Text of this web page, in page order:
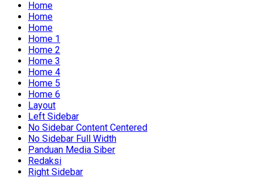
Home
Home
Home
Home 1
Home 2
Home 3
Home 4
Home 5
Home 6
Layout
Left Sidebar
No Sidebar Content Centered
No Sidebar Full Width
Panduan Media Siber
Redaksi
Right Sidebar